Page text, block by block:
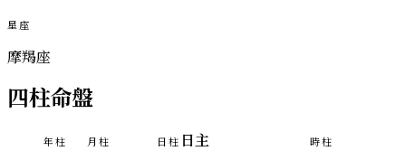
星座
摩羯座
四柱命盤
年柱 月柱 日柱 日主 時柱